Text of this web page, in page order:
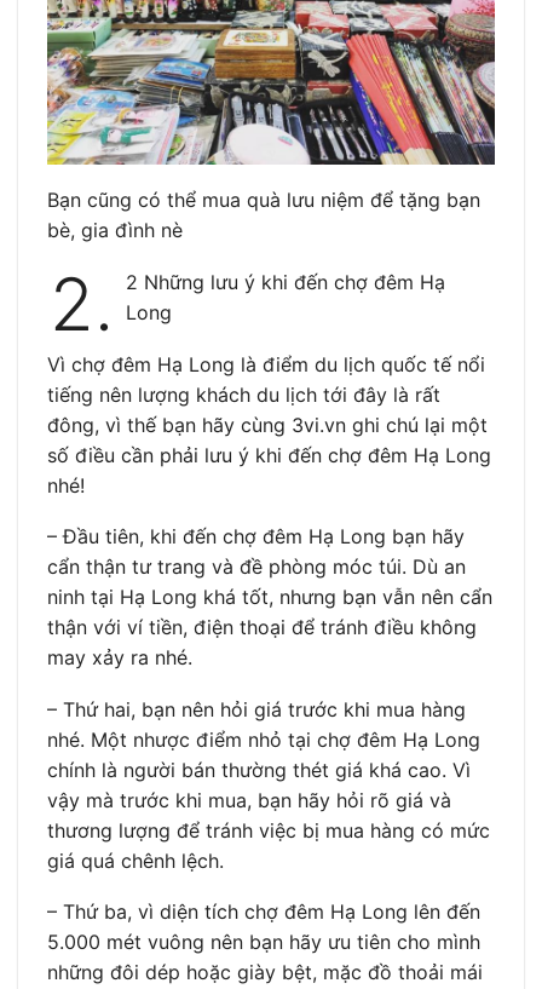
Bạn cũng có thể mua quà lưu niệm để tặng bạn
bè, gia đình nè
2.
2 Những lưu ý khi đến chợ đêm Hạ
Long
Vì chợ đêm Hạ Long là điểm du lịch quốc tế nổi
tiếng nên lượng khách du lịch tới đây là rất
đông, vì thế bạn hãy cùng 3vi.vn ghi chú lại một
số điều cần phải lưu ý khi đến chợ đêm Hạ Long
nhé!
– Đầu tiên, khi đến chợ đêm Hạ Long bạn hãy
cẩn thận tư trang và đề phòng móc túi. Dù an
ninh tại Hạ Long khá tốt, nhưng bạn vẫn nên cẩn
thận với ví tiền, điện thoại để tránh điều không
may xảy ra nhé.
– Thứ hai, bạn nên hỏi giá trước khi mua hàng
nhé. Một nhược điểm nhỏ tại chợ đêm Hạ Long
chính là người bán thường thét giá khá cao. Vì
vậy mà trước khi mua, bạn hãy hỏi rõ giá và
thương lượng để tránh việc bị mua hàng có mức
giá quá chênh lệch.
– Thứ ba, vì diện tích chợ đêm Hạ Long lên đến
5.000 mét vuông nên bạn hãy ưu tiên cho mình
những đôi dép hoặc giày bệt, mặc đồ thoải mái